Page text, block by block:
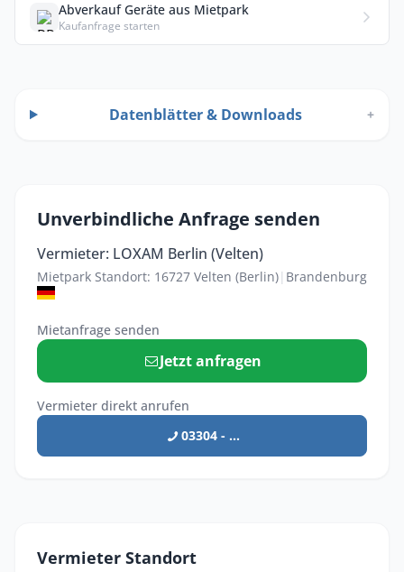
Abverkauf Geräte aus Mietpark
Kaufanfrage starten
Datenblätter & Downloads +
Unverbindliche Anfrage senden
Vermieter: LOXAM Berlin (Velten)
Mietpark Standort: 16727 Velten (Berlin)| Brandenburg
Mietanfrage senden
Jetzt anfragen
Vermieter direkt anrufen
03304 - ...
Vermieter Standort